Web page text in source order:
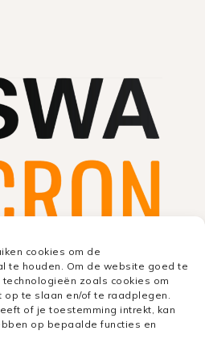
cookies om de
te houden. Om de website goed te
zoals cookies om
te slaan en/of te raadplegen.
of je toestemming intrekt, kan
op bepaalde functies en